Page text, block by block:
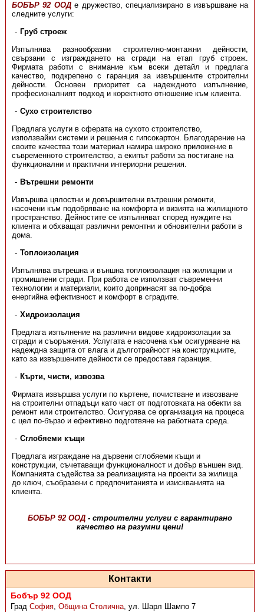
БОБЪР 92 ООДе дружество, специализирано в извършване на
следните услуги:
Груб строеж
Изпълнява разнообразни строително-монтажни дейности,
свързани с изграждането на сгради на етап груб строеж.
Фирмата работи с внимание към всеки детайл и предлага
качество, подкрепено с гаранция за извършените строителни
дейности. Основен приоритет са надеждното изпълнение,
професионалният подход и коректното отношение към клиента.
Сухо строителство
Предлага услуги в сферата на сухото строителство,
използвайки системи и решения с гипсокартон. Благодарение на
своите качества този материал намира широко приложение в
съвременното строителство, а екипът работи за постигане на
функционални и практични интериорни решения.
Вътрешни ремонти
Извършва цялостни и довършителни вътрешни ремонти,
насочени към подобряване на комфорта и визията на жилищното
пространство. Дейностите се изпълняват според нуждите на
клиента и обхващат различни ремонтни и обновителни работи в
дома.
Топлоизолация
Изпълнява вътрешна и външна топлоизолация на жилищни и
промишлени сгради. При работа се използват съвременни
технологии и материали, които допринасят за по-добра
енергийна ефективност и комфорт в сградите.
Хидроизолация
Предлага изпълнение на различни видове хидроизолации за
сгради и съоръжения. Услугата е насочена към осигуряване на
надеждна защита от влага и дълготрайност на конструкциите,
като за извършените дейности се предоставя гаранция.
Кърти, чисти, извозва
Фирмата извършва услуги по къртене, почистване и извозване
на строителни отпадъци като част от подготовката на обекти за
ремонт или строителство. Осигурява се организация на процеса
с цел по-бързо и ефективно подготвяне на работната среда.
Сглобяеми къщи
Предлага изграждане на дървени сглобяеми къщи и
конструкции, съчетаващи функционалност и добър външен вид.
Компанията съдейства за реализацията на проекти за жилища
до ключ, съобразени с предпочитанията и изискванията на
клиента.
БОБЪР 92 ООД - строителни услуги с гарантирано
качество на разумни цени!
Контакти
Бобър 92 ООД
ГрадСофия,Община Столична,ул. Шарл Шампо 7